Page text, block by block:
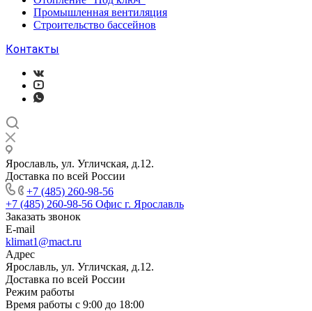
Промышленная вентиляция
Строительство бассейнов
Контакты
Ярославль, ул. Угличская, д.12.
Доставка по всей России
+7 (485) 260-98-56
+7 (485) 260-98-56 Офис г. Ярославль
Заказать звонок
E-mail
klimat1@mact.ru
Адрес
Ярославль, ул. Угличская, д.12.
Доставка по всей России
Режим работы
Время работы с 9:00 до 18:00